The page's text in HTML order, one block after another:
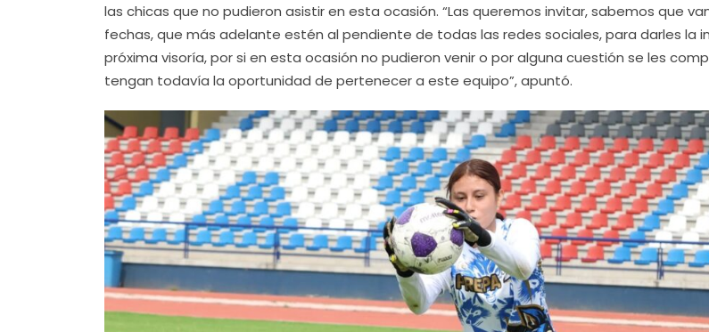
las chicas que no pudieron asistir en esta ocasión. “Las queremos invitar, sabemos que
fechas, que más adelante estén al pendiente de todas las redes sociales, para darles la
próxima visoría, por si en esta ocasión no pudieron venir o por alguna cuestión se les
tengan todavía la oportunidad de pertenecer a este equipo”, apuntó.